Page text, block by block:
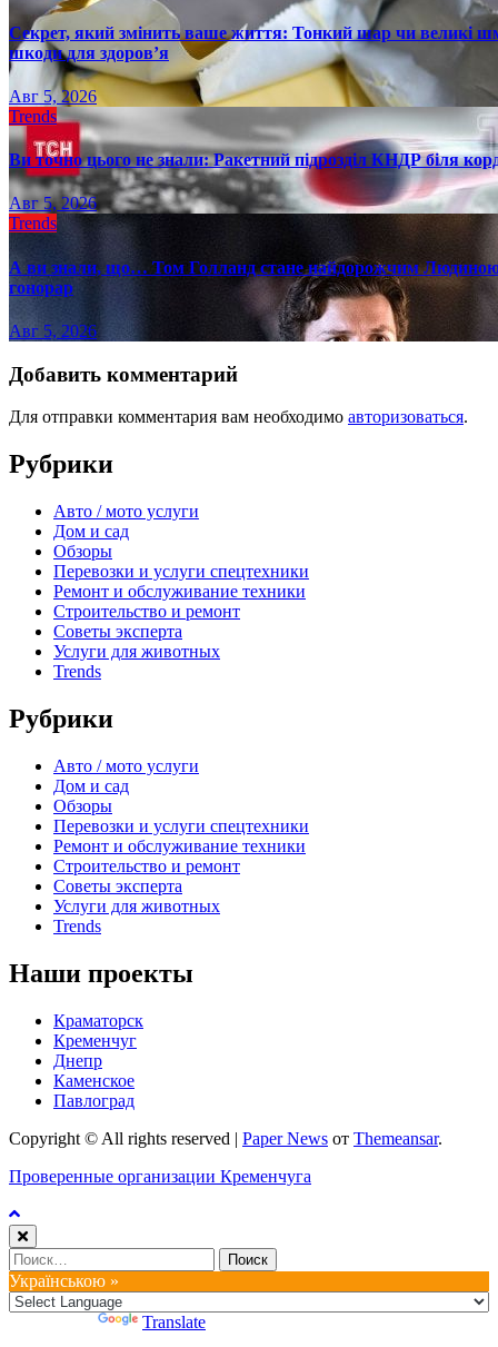
Секрет, який змінить ваше життя: Тонкий шар чи великі
шкоди для здоров’я
Авг 5, 2026
Trends
Ви точно цього не знали: Ракетний підрозділ КНДР біля
Авг 5, 2026
Trends
А ви знали, що… Том Голланд стане найдорожчим
гонорар
Авг 5, 2026
Добавить комментарий
Для отправки комментария вам необходимо авторизоваться.
Рубрики
Авто / мото услуги
Дом и сад
Обзоры
Перевозки и услуги спецтехники
Ремонт и обслуживание техники
Строительство и ремонт
Советы эксперта
Услуги для животных
Trends
Рубрики
Авто / мото услуги
Дом и сад
Обзоры
Перевозки и услуги спецтехники
Ремонт и обслуживание техники
Строительство и ремонт
Советы эксперта
Услуги для животных
Trends
Наши проекты
Краматорск
Кременчуг
Днепр
Каменское
Павлоград
Copyright © All rights reserved | Paper News от Themeansar.
Проверенные организации Кременчуга
Найти:
Українською »
Translate